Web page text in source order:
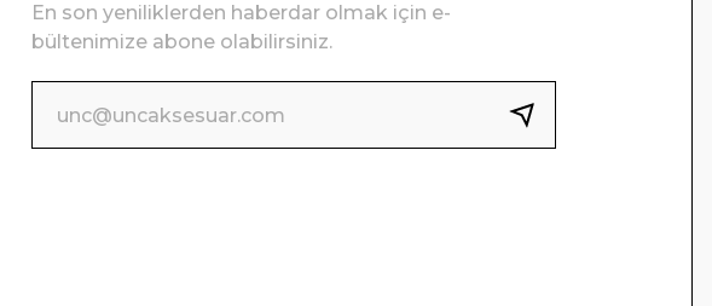
En son yeniliklerden haberdar olmak için e-
bültenimize abone olabilirsiniz.